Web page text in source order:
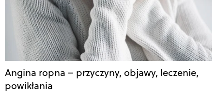
Angina ropna – przyczyny, objawy, leczenie,
powikłania